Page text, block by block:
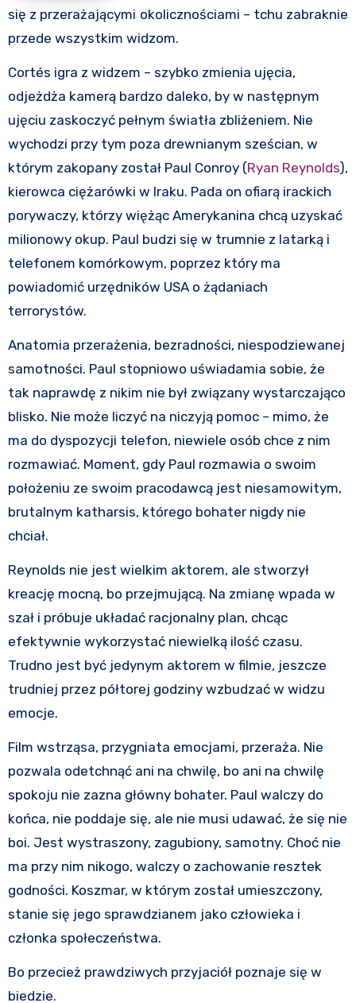
się z przerażającymi okolicznościami – tchu zabraknie
przede wszystkim widzom.
Cortés igra z widzem – szybko zmienia ujęcia,
odjeżdża kamerą bardzo daleko, by w następnym
ujęciu zaskoczyć pełnym światła zbliżeniem. Nie
wychodzi przy tym poza drewnianym sześcian, w
którym zakopany został Paul Conroy (Ryan Reynolds),
kierowca ciężarówki w Iraku. Pada on ofiarą irackich
porywaczy, którzy więżąc Amerykanina chcą uzyskać
milionowy okup. Paul budzi się w trumnie z latarką i
telefonem komórkowym, poprzez który ma
powiadomić urzędników USA o żądaniach
terrorystów.
Anatomia przerażenia, bezradności, niespodziewanej
samotności. Paul stopniowo uświadamia sobie, że
tak naprawdę z nikim nie był związany wystarczająco
blisko. Nie może liczyć na niczyją pomoc – mimo, że
ma do dyspozycji telefon, niewiele osób chce z nim
rozmawiać. Moment, gdy Paul rozmawia o swoim
położeniu ze swoim pracodawcą jest niesamowitym,
brutalnym katharsis, którego bohater nigdy nie
chciał.
Reynolds nie jest wielkim aktorem, ale stworzył
kreację mocną, bo przejmującą. Na zmianę wpada w
szał i próbuje układać racjonalny plan, chcąc
efektywnie wykorzystać niewielką ilość czasu.
Trudno jest być jedynym aktorem w filmie, jeszcze
trudniej przez półtorej godziny wzbudzać w widzu
emocje.
Film wstrząsa, przygniata emocjami, przeraża. Nie
pozwala odetchnąć ani na chwilę, bo ani na chwilę
spokoju nie zazna główny bohater. Paul walczy do
końca, nie poddaje się, ale nie musi udawać, że się nie
boi. Jest wystraszony, zagubiony, samotny. Choć nie
ma przy nim nikogo, walczy o zachowanie resztek
godności. Koszmar, w którym został umieszczony,
stanie się jego sprawdzianem jako człowieka i
członka społeczeństwa.
Bo przecież prawdziwych przyjaciół poznaje się w
biedzie.